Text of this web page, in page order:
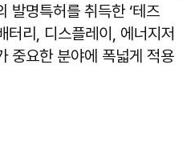
발명특허를 취득한 ‘테즈
리, 디스플레이, 에너지저
중요한 분야에 폭넓게 적용